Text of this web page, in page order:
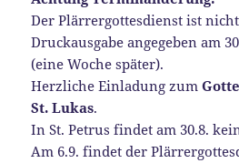
Der Plärrergottesdienst ist
Druckausgabe angegeben am
(eine Woche später).
Herzliche Einladung zum
St. Lukas.
In St. Petrus findet am 30.8.
Am 6.9. findet der